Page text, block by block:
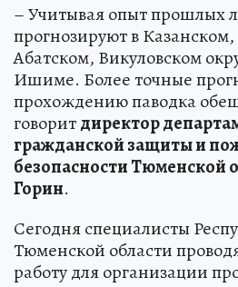
– Учитывая опыт прошлых
прогнозируют в
Абатском, Викуловском
Ишиме. Более точные
прохождению паводка
говоритдиректор
гражданской защиты и
безопасности Тюменской
Горин.
Сегодня специалисты
Тюменской области
работу для организации